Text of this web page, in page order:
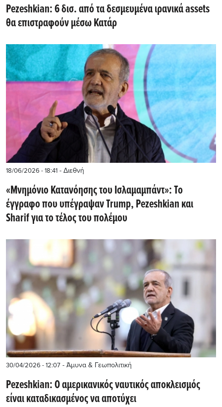
Pezeshkian: 6 δισ. από τα δεσμευμένα ιρανικά assets
θα επιστραφούν μέσω Κατάρ
18/06/2026 - 18:41 - Διεθνή
«Μνημόνιο Κατανόησης του Ισλαμαμπάντ»: Το
έγγραφο που υπέγραψαν Trump, Pezeshkian και
Sharif για το τέλος του πολέμου
30/04/2026 - 12:07 - Άμυνα & Γεωπολιτική
Pezeshkian: Ο αμερικανικός ναυτικός αποκλεισμός
είναι καταδικασμένος να αποτύχει